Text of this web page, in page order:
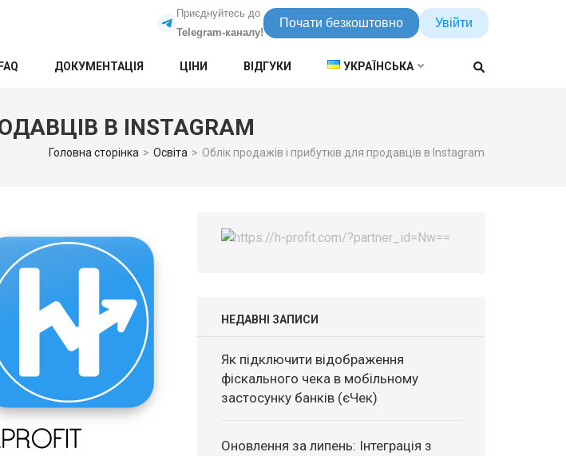
Приєднуйтесь до
Telegram-каналу!
Почати безкоштовно Увійти
FAQ ДОКУМЕНТАЦІЯ ЦІНИ ВІДГУКИ УКРАЇНСЬКА
В INSTAGRAM
Головна сторінка > Освіта > Облік продажів і прибутків для продавців в Instagram
НЕДАВНІ ЗАПИСИ
Як підключити відображення
фіскального чека в мобільному
застосунку банків (єЧек)
Оновлення за липень: Інтеграція з